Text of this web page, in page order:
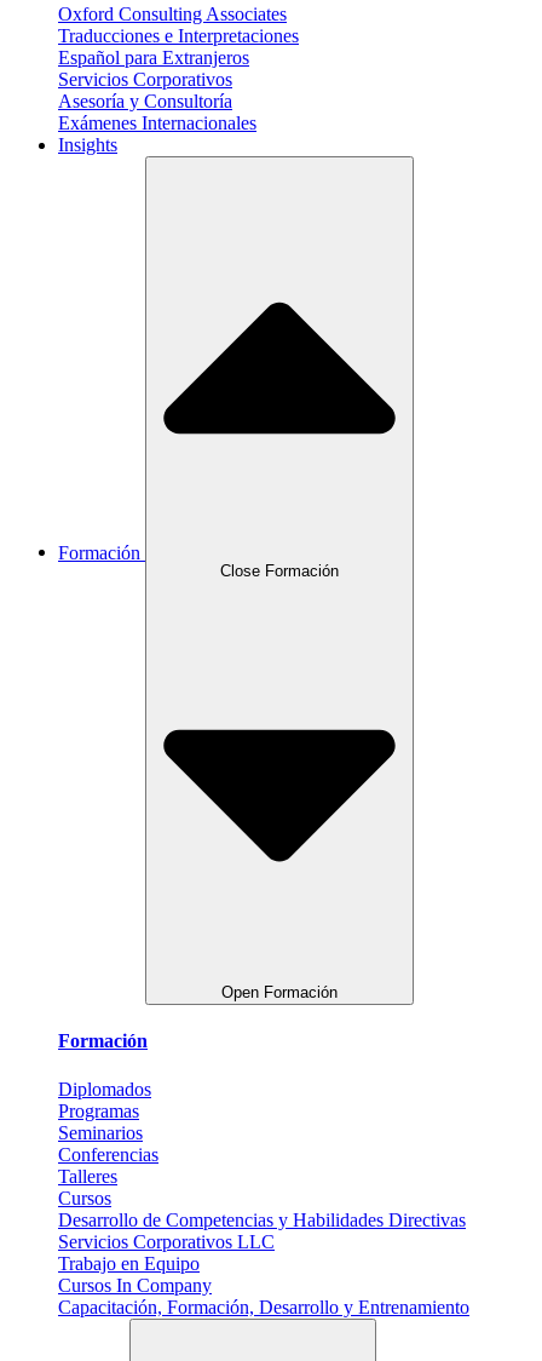
Oxford Consulting Associates
Traducciones e Interpretaciones
Español para Extranjeros
Servicios Corporativos
Asesoría y Consultoría
Exámenes Internacionales
Insights
Formación
Close Formación
Open Formación
Formación
Diplomados
Programas
Seminarios
Conferencias
Talleres
Cursos
Desarrollo de Competencias y Habilidades Directivas
Servicios Corporativos LLC
Trabajo en Equipo
Cursos In Company
Capacitación, Formación, Desarrollo y Entrenamiento